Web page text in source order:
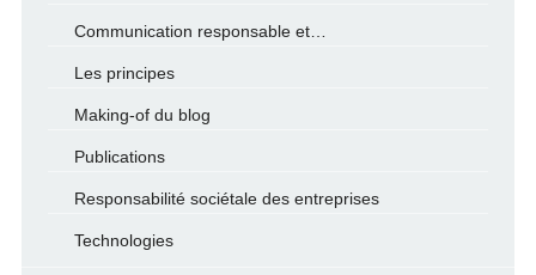
Communication responsable et…
Les principes
Making-of du blog
Publications
Responsabilité sociétale des entreprises
Technologies